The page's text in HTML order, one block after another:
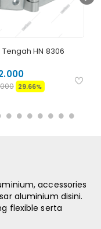
HN 8306
29.66%
accessories
aluminium disini.
flexible serta